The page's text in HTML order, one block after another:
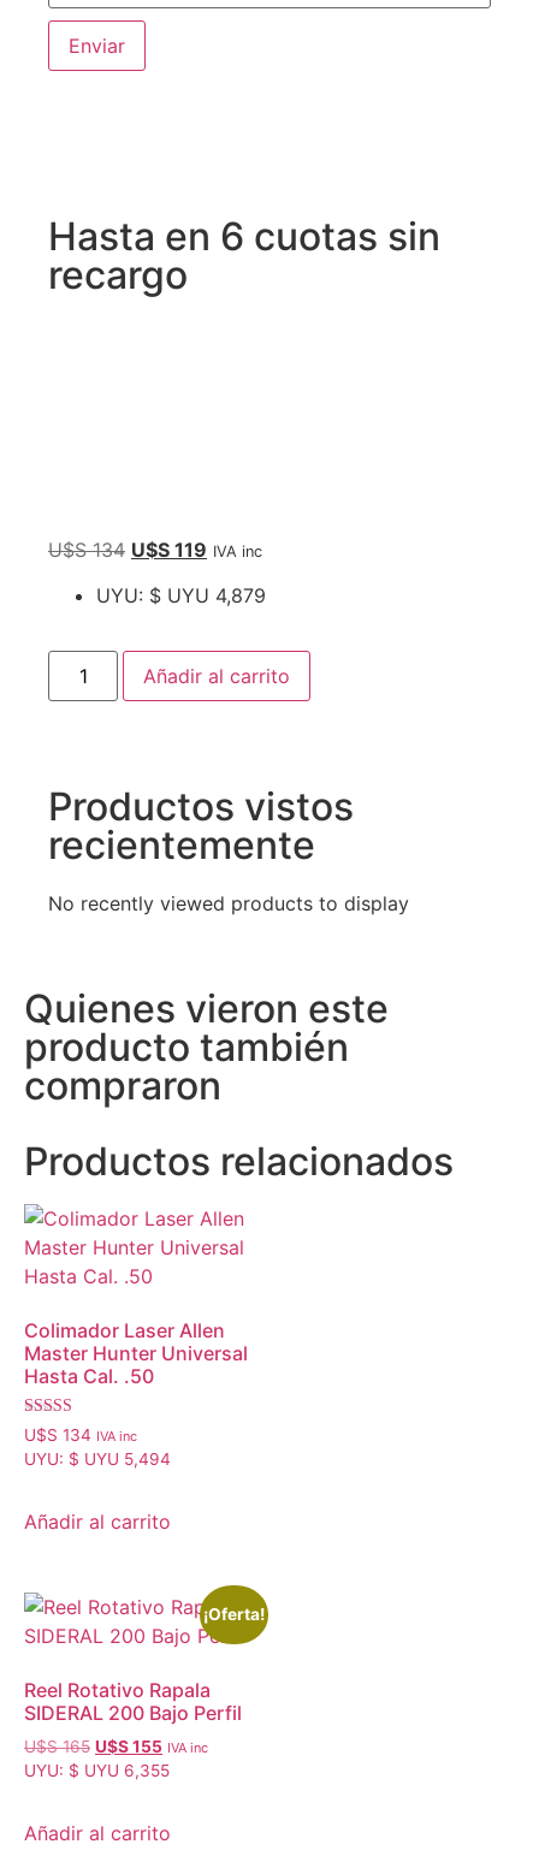
Hasta en 6 cuotas sin
recargo
U$S134 U$S 119 IVA inc
UYU: $ UYU 4,879
Añadir al carrito
Productos vistos
recientemente
No recently viewed products to display
Quienes vieron este
producto también
compraron
Productos relacionados
Colimador Laser Allen
Master Hunter Universal
Hasta Cal. .50
Valorado con
5.00
de 5
U$S 134 IVA inc
UYU: $ UYU 5,494
Añadir al carrito
¡Oferta!
Reel Rotativo Rapala
SIDERAL 200 Bajo Perfil
U$S165 U$S155 IVA inc
UYU: $ UYU 6,355
Añadir al carrito